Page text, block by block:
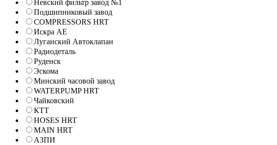
Невский фильтр завод №1
Подшипниковый завод
COMPRESSORS HRT
Искра АЕ
Луганский Автоклапан
Радиодеталь
Руденск
Эскома
Минский часовой завод
WATERPUMP HRT
Чайковский
КТТ
HOSES HRT
MAIN HRT
АЗПИ